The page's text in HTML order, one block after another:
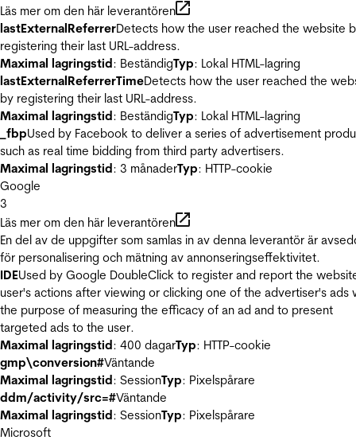
Läs mer om den här leverantören
lastExternalReferrerDetects how the user reached the website
registering their last URL-address.
Maximal lagringstid: BeständigTyp: Lokal HTML-lagring
lastExternalReferrerTimeDetects how the user reached the
by registering their last URL-address.
Maximal lagringstid: BeständigTyp: Lokal HTML-lagring
_fbpUsed by Facebook to deliver a series of advertisement
such as real time bidding from third party advertisers.
Maximal lagringstid: 3 månaderTyp: HTTP-cookie
Google
3
Läs mer om den här leverantören
En del av de uppgifter som samlas in av denna leverantör är
för personalisering och mätning av annonseringseffektivitet.
IDEUsed by Google DoubleClick to register and report the
user's actions after viewing or clicking one of the advertiser's ads
the purpose of measuring the efficacy of an ad and to present
targeted ads to the user.
Maximal lagringstid: 400 dagarTyp: HTTP-cookie
gmp\conversion#Väntande
Maximal lagringstid: SessionTyp: Pixelspårare
ddm/activity/src=#Väntande
Maximal lagringstid: SessionTyp: Pixelspårare
Microsoft